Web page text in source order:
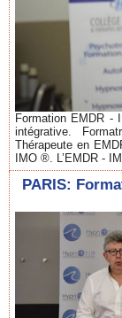
Formation EMDR -
intégrative.
Thérapeute en
IMO ®. L’EMDR -
PARIS: